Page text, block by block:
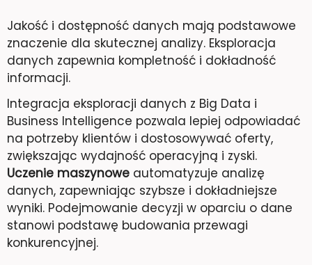
Jakość i dostępność danych mają podstawowe
znaczenie dla skutecznej analizy. Eksploracja
danych zapewnia kompletność i dokładność
informacji.
Integracja eksploracji danych z Big Data i
Business Intelligence pozwala lepiej odpowiadać
na potrzeby klientów i dostosowywać oferty,
zwiększając wydajność operacyjną i zyski.
Uczenie maszynowe automatyzuje analizę
danych, zapewniając szybsze i dokładniejsze
wyniki. Podejmowanie decyzji w oparciu o dane
stanowi podstawę budowania przewagi
konkurencyjnej.